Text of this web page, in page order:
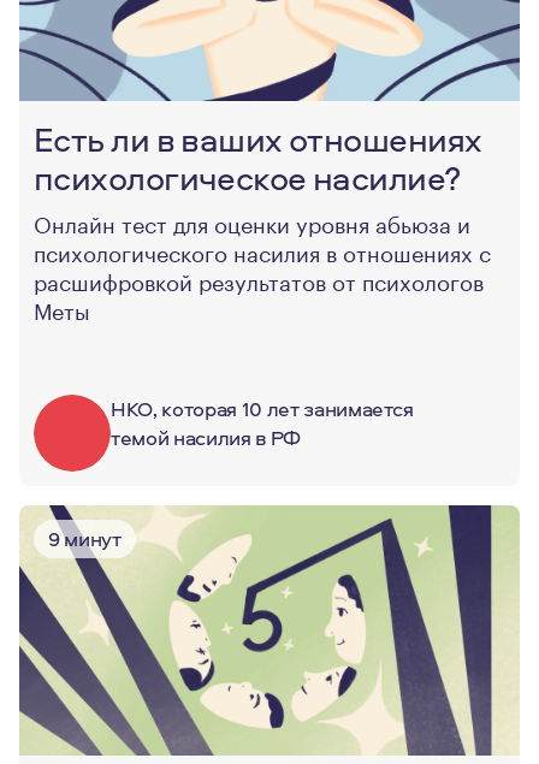
Есть ли в ваших отношениях
психологическое насилие?
Онлайн тест для оценки уровня абьюза и
психологического насилия в отношениях с
расшифровкой результатов от психологов
Меты
НКО, которая 10 лет занимается
темой насилия в РФ
9 минут